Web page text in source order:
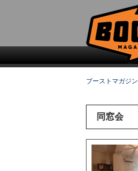
ブーストマガジン
同窓会